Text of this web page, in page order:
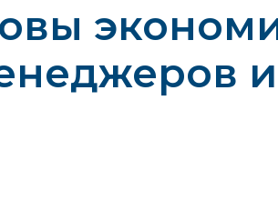
О центре
Вакансии
и